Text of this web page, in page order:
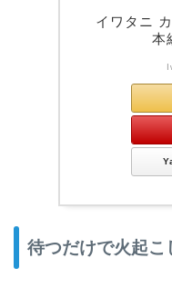
イワタニ
本
待つだけで火起こ